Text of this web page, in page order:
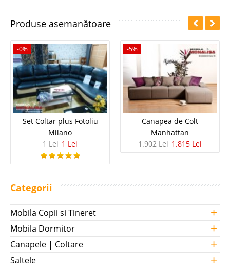
Produse asemanătoare
-0%
Set Coltar plus Fotoliu
Milano
1 Lei 1 Lei
-5%
Canapea de Colt
Manhattan
1.902 Lei 1.815 Lei
Categorii
Mobila Copii si Tineret +
Mobila Dormitor +
Canapele | Coltare +
Saltele +